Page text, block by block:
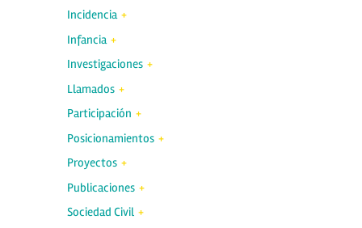
Incidencia
Infancia
Investigaciones
Llamados
Participación
Posicionamientos
Proyectos
Publicaciones
Sociedad Civil